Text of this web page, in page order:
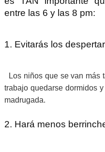
entre las 6 y las 8 pm:
1. Evitarás los
Los niños que se van más
trabajo quedarse dormidos
madrugada.
2. Hará menos